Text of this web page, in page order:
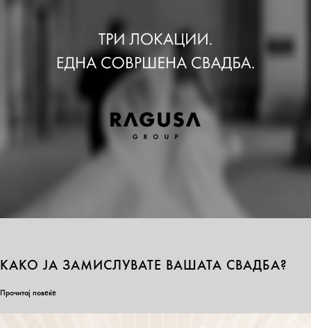
КАКО ЈА ЗАМИСЛУВАТЕ ВАШАТА СВАДБА?
Прочитај повеќе